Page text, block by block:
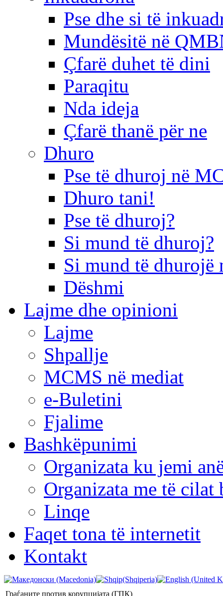
Pse dhe si të
Mundësitë në
Çfarë duhet të dini
Paraqitu
Nda ideja
Çfarë thanë për ne
Dhuro
Pse të dhuroj në
Dhuro tani!
Pse të dhuroj?
Si mund të dhuroj?
Si mund të dhurojë
Dëshmi
Lajme dhe opinioni
Lajme
Shpallje
MCMS në mediat
e-Buletini
Fjalime
Bashkëpunimi
Organizata ku jemi
Organizata me të cilat
Linqe
Faqet tona të internetit
Kontakt
Граѓаните против корупцијата (ГПК)